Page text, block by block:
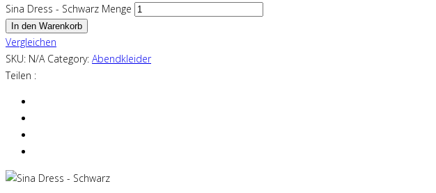
Sina Dress - Schwarz Menge
In den Warenkorb
Vergleichen
SKU: N/A Category: Abendkleider
Teilen :